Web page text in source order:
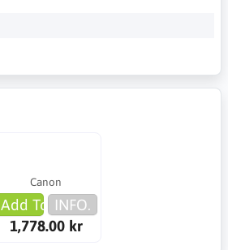
Canon
Add To Cart
INFO.
1,778.00 kr